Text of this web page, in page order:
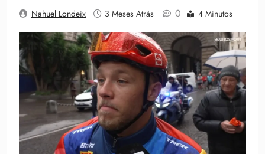
Nahuel Londeix 3 Meses Atrás 0 4 Minutos